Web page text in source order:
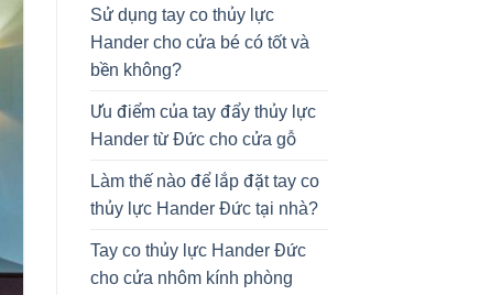
Sử dụng tay co thủy lực
Hander cho cửa bé có tốt và
bền không?
Ưu điểm của tay đẩy thủy lực
Hander từ Đức cho cửa gỗ
Làm thế nào để lắp đặt tay co
thủy lực Hander Đức tại nhà?
Tay co thủy lực Hander Đức
cho cửa nhôm kính phòng